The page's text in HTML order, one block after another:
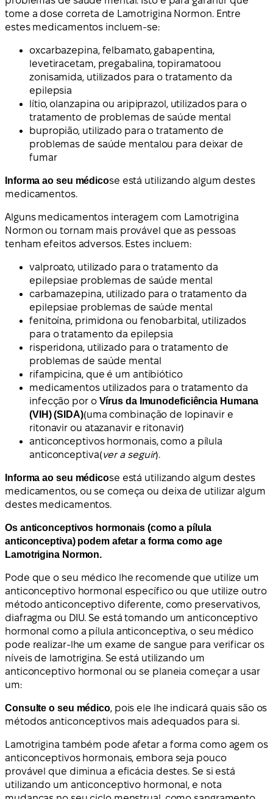
tome a dose correta de Lamotrigina Normon. Entre
estes medicamentos incluem-se:
oxcarbazepina, felbamato, gabapentina,
levetiracetam, pregabalina, topiramatoou
zonisamida, utilizados para o tratamento da
epilepsia
lítio, olanzapina ou aripiprazol, utilizados para o
tratamento de problemas de saúde mental
bupropião, utilizado para otratamento de
problemas de saúde mentalou para deixar de
fumar
Informa ao seu médicose está utilizando algum destes
medicamentos.
Alguns medicamentos interagem com Lamotrigina
Normon ou tornam mais provável que as pessoas
tenham efeitos adversos. Estes incluem:
valproato, utilizado para o tratamento da
epilepsiae problemas de saúde mental
carbamazepina, utilizado para o tratamento da
epilepsiae problemas de saúde mental
fenitoína, primidona ou fenobarbital, utilizados
para o tratamento da epilepsia
risperidona, utilizado para o tratamento de
problemas de saúde mental
rifampicina, que é um antibiótico
medicamentos utilizados para o tratamento da
infecção por o Vírus da Imunodeficiência Humana
(VIH) (SIDA)(uma combinação de lopinavir e
ritonavir ou atazanavir e ritonavir)
anticonceptivos hormonais, como a pílula
anticonceptiva(ver a seguir).
Informa ao seu médicose está utilizando algum destes
medicamentos, ou se começa ou deixa de utilizar algum
destes medicamentos.
Os anticonceptivos hormonais (como a pílula
anticonceptiva) podem afetar a forma como age
Lamotrigina Normon.
Pode que o seu médico lhe recomende que utilize um
anticonceptivo hormonal específico ou que utilize outro
método anticonceptivo diferente, como preservativos,
diafragma ou DIU. Se está tomando um anticonceptivo
hormonal como a pílula anticonceptiva, o seu médico
pode realizar-lhe um exame de sangue para verificar os
níveis de lamotrigina. Se está utilizando um
anticonceptivo hormonal ou se planeia começar a usar
um:
Consulte o seu médico, pois ele lhe indicará quais são os
métodos anticonceptivos mais adequados para si.
Lamotrigina também pode afetar a forma como agem os
anticonceptivos hormonais, embora seja pouco
provável que diminua a eficácia destes. Se si está
utilizando um anticonceptivo hormonal, e nota